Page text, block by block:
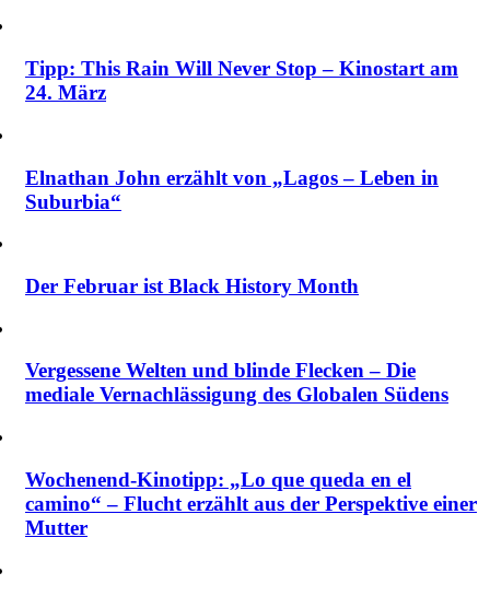
Tipp: This Rain Will Never Stop – Kinostart am
24. März
Elnathan John erzählt von „Lagos – Leben in
Suburbia“
Der Februar ist Black History Month
Vergessene Welten und blinde Flecken – Die
mediale Vernachlässigung des Globalen Südens
Wochenend-Kinotipp: „Lo que queda en el
camino“ – Flucht erzählt aus der Perspektive einer
Mutter